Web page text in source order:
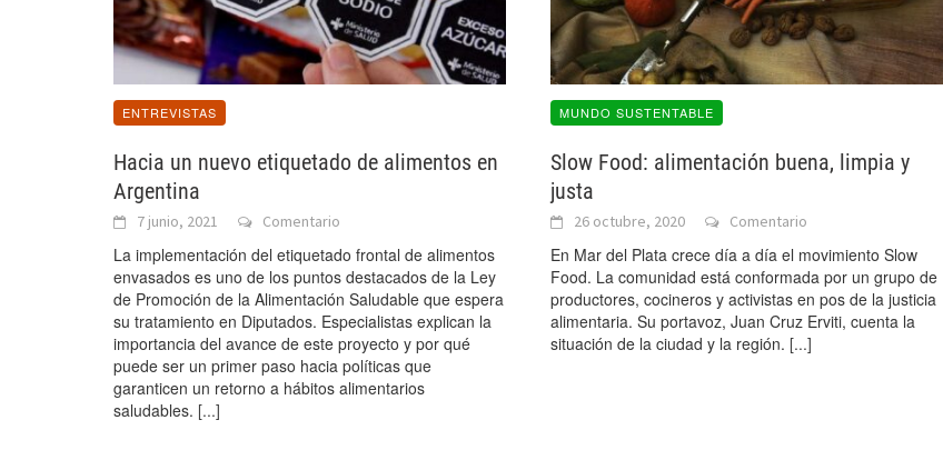
ENTREVISTAS
Hacia un nuevo etiquetado de alimentos en
Argentina
7 junio, 2021 Comentario
La implementación del etiquetado frontal de alimentos
envasados es uno de los puntos destacados de la Ley
de Promoción de la Alimentación Saludable que espera
su tratamiento en Diputados. Especialistas explican la
importancia del avance de este proyecto y por qué
puede ser un primer paso hacia políticas que
garanticen un retorno a hábitos alimentarios
saludables. [...]
MUNDO SUSTENTABLE
Slow Food: alimentación buena, limpia y
justa
26 octubre, 2020 Comentario
En Mar del Plata crece día a día el movimiento Slow
Food. La comunidad está conformada por un grupo de
productores, cocineros y activistas en pos de la justicia
alimentaria. Su portavoz, Juan Cruz Erviti, cuenta la
situación de la ciudad y la región. [...]